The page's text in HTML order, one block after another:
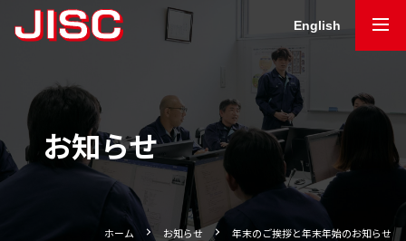
English
お知らせ
ホーム お知らせ 年末のご挨拶と年末年始のお知らせ